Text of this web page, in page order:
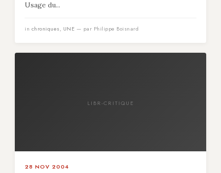
Usage du...
in chroniques, UNE — par Philippe Boisnard
LIBR-CRITIQUE
28 NOV 2004